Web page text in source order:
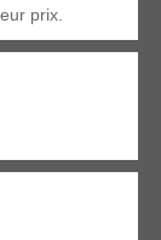
prix.